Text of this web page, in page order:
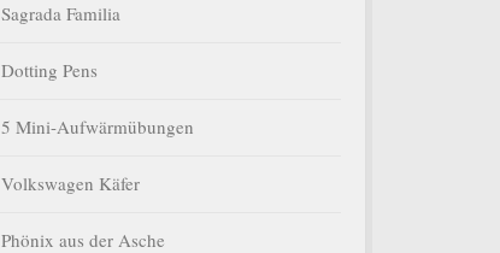
Sagrada Familia
Dotting Pens
5 Mini-Aufwärmübungen
Volkswagen Käfer
Phönix aus der Asche